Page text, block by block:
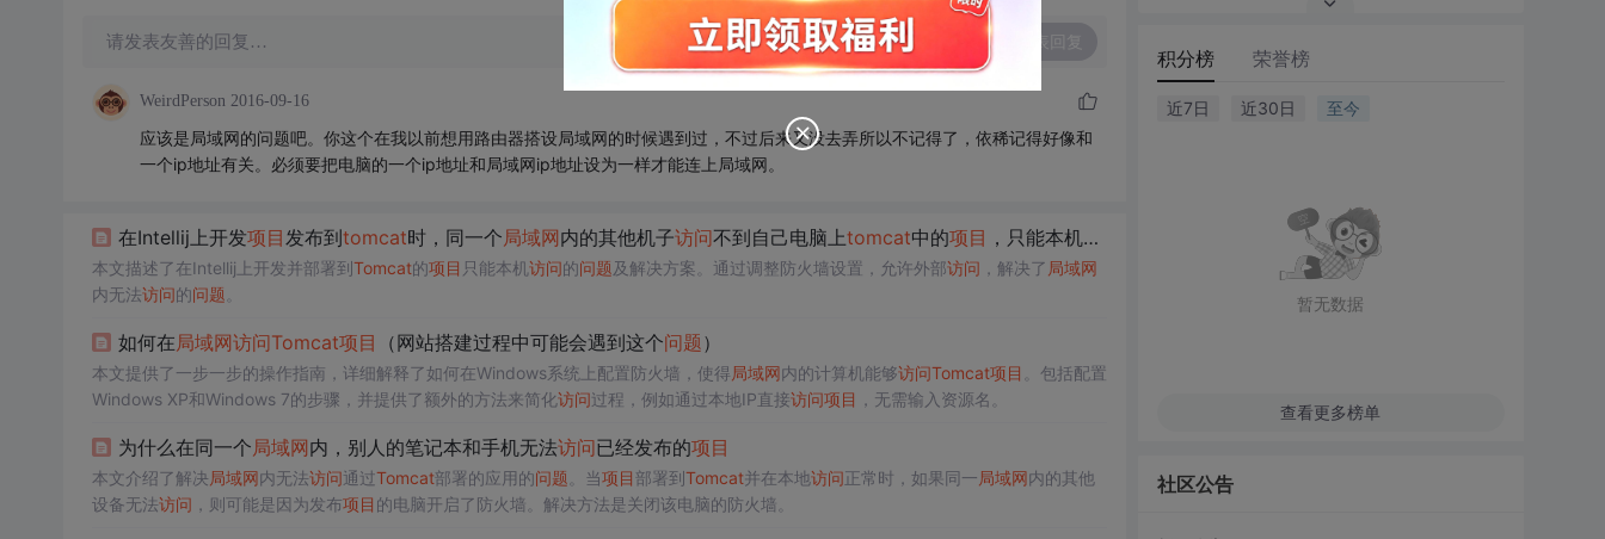
请发表友善的回复…
WeirdPerson 2016-09-16
应该是局域网的问题吧。你这个在我以前想用路由器搭设局域网的时候遇到过，不过后来又没去弄所以不记得了，依稀记得好像和
一个ip地址有关。必须要把电脑的一个ip地址和局域网ip地址设为一样才能连上局域网。
在Intellij上开发项目发布到tomcat时，同一个局域网内的其他机子访问不到自己电脑上tomcat中的项目 ，只能本机访问
本文描述了在Intellij上开发并部署到Tomcat的项目 只能本机访问的问题及解决方案。通过调整防火墙设置，允许外部访问 ，解决了 局域网
内无法访问的问题
如何在局域网访问Tomcat项目 （网站搭建过程中可能会遇到这个问题）
本文提供了一步一步的操作指南，详细解释了如何在Windows系统上配置防火墙，使得局域网内的计算机能够访问Tomcat项目
。包括配置
Windows XP和Windows 7的步骤，并提供了额外的方法来简化访问过程，例如通过本地IP直接访问项目 ，无需输入资源名。
为什么在同一个局域网内，别人的笔记本和手机无法访问已经发布的项目
本文介绍了解决局域网内无法访问通过Tomcat部署的应用的问题 。当项目部署到Tomcat并在本地访问正常时，如果同一局域网内的其他
设备无法访问 ，则可能是因为发布项目 的电脑开启了防火墙。解决方法是关闭该电脑的防火墙。
积分榜 荣誉榜
近7日 近30日 至今
暂无数据
查看更多榜单
社区公告